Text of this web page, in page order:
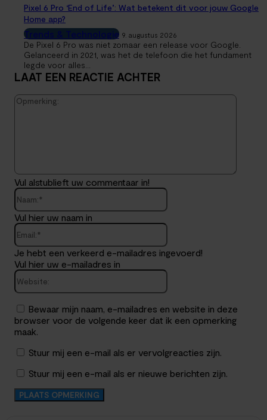
Pixel 6 Pro ‘End of Life’: Wat betekent dit voor jouw Google
Home app?
Trends & Technologie 9. augustus 2026
De Pixel 6 Pro was niet zomaar een release voor Google.
Gelanceerd in 2021, was het de telefoon die het fundament
legde voor alles...
LAAT EEN REACTIE ACHTER
Vul alstublieft uw commentaar in!
Naam:*
Vul hier uw naam in
Email:*
Je hebt een verkeerd e-mailadres ingevoerd!
Vul hier uw e-mailadres in
Website:
Bewaar mijn naam, e-mailadres en website in deze
browser voor de volgende keer dat ik een opmerking
maak.
Stuur mij een e-mail als er vervolgreacties zijn.
Stuur mij een e-mail als er nieuwe berichten zijn.